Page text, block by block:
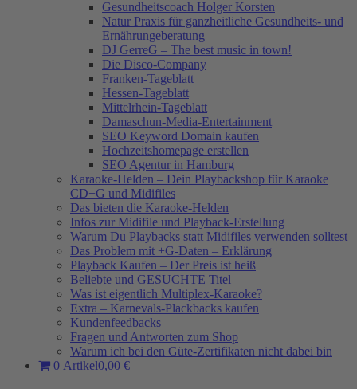
Gesundheitscoach Holger Korsten
Natur Praxis für ganzheitliche Gesundheits- und
Ernährungeberatung
DJ GerreG – The best music in town!
Die Disco-Company
Franken-Tageblatt
Hessen-Tageblatt
Mittelrhein-Tageblatt
Damaschun-Media-Entertainment
SEO Keyword Domain kaufen
Hochzeitshomepage erstellen
SEO Agentur in Hamburg
Karaoke-Helden – Dein Playbackshop für Karaoke
CD+G und Midifiles
Das bieten die Karaoke-Helden
Infos zur Midifile und Playback-Erstellung
Warum Du Playbacks statt Midifiles verwenden solltest
Das Problem mit +G-Daten – Erklärung
Playback Kaufen – Der Preis ist heiß
Beliebte und GESUCHTE Titel
Was ist eigentlich Multiplex-Karaoke?
Extra – Karnevals-Plackbacks kaufen
Kundenfeedbacks
Fragen und Antworten zum Shop
Warum ich bei den Güte-Zertifikaten nicht dabei bin
0 Artikel0,00 €